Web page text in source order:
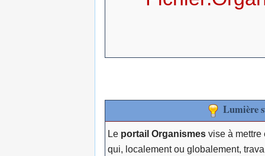
Lumière
Le portail Organismes vise à mettre
qui, localement ou globalement,